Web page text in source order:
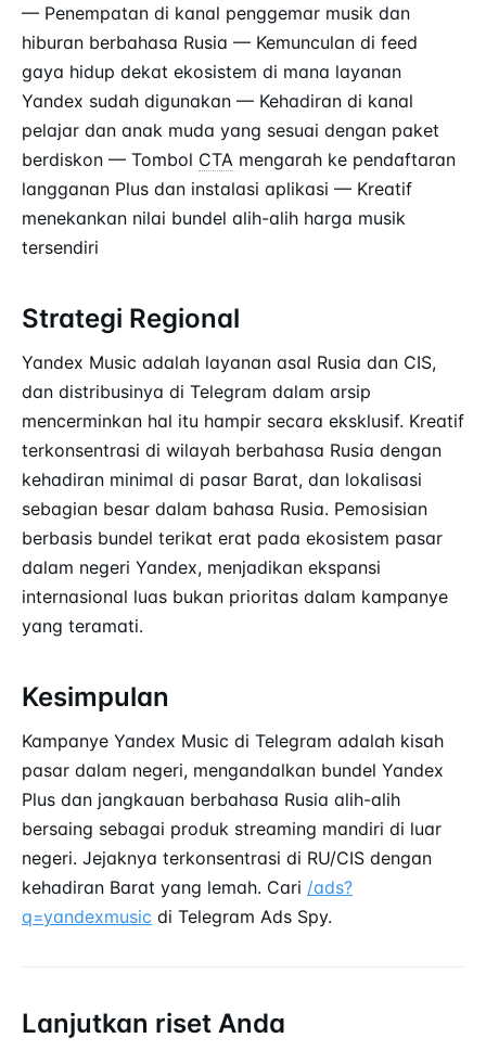
— Penempatan di kanal penggemar musik dan
hiburan berbahasa Rusia — Kemunculan di feed
gaya hidup dekat ekosistem di mana layanan
Yandex sudah digunakan — Kehadiran di kanal
pelajar dan anak muda yang sesuai dengan paket
berdiskon — Tombol CTA mengarah ke pendaftaran
langganan Plus dan instalasi aplikasi — Kreatif
menekankan nilai bundel alih-alih harga musik
tersendiri
Strategi Regional
Yandex Music adalah layanan asal Rusia dan CIS,
dan distribusinya di Telegram dalam arsip
mencerminkan hal itu hampir secara eksklusif. Kreatif
terkonsentrasi di wilayah berbahasa Rusia dengan
kehadiran minimal di pasar Barat, dan lokalisasi
sebagian besar dalam bahasa Rusia. Pemosisian
berbasis bundel terikat erat pada ekosistem pasar
dalam negeri Yandex, menjadikan ekspansi
internasional luas bukan prioritas dalam kampanye
yang teramati.
Kesimpulan
Kampanye Yandex Music di Telegram adalah kisah
pasar dalam negeri, mengandalkan bundel Yandex
Plus dan jangkauan berbahasa Rusia alih-alih
bersaing sebagai produk streaming mandiri di luar
negeri. Jejaknya terkonsentrasi di RU/CIS dengan
kehadiran Barat yang lemah. Cari /ads?
q=yandexmusic di Telegram Ads Spy.
Lanjutkan riset Anda